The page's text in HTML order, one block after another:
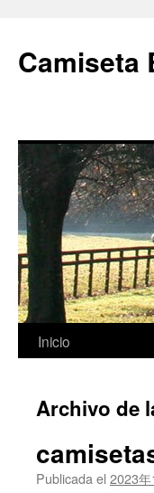
Camiseta
Saltar
contenido
Inicio
Archivo de
Publicada el 2023